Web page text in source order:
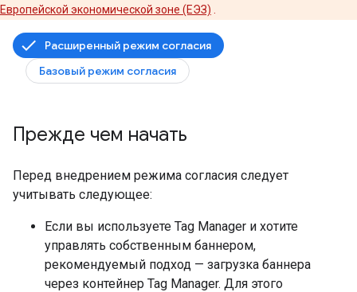
Европейской экономической зоне (ЕЭЗ)
Расширенный режим согласия
Базовый режим согласия
Прежде чем начать
Перед внедрением режима согласия следует
учитывать следующее:
Если вы используете Tag Manager и хотите
управлять собственным баннером,
рекомендуемый подход — загрузка баннера
через контейнер Tag Manager. Для этого